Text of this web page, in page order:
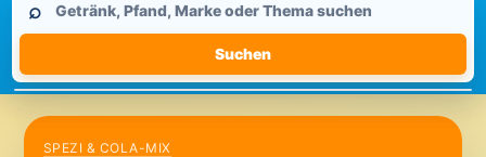
durchsuchen
⌕
Suchen
SPEZI & COLA-MIX